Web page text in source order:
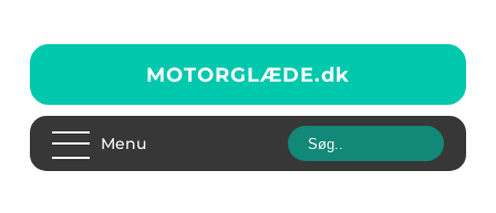
MOTORGLÆDE.dk
Menu